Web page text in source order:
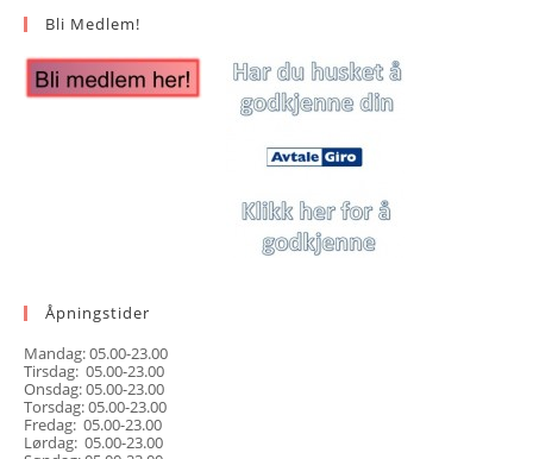
Bli Medlem!
Åpningstider
Mandag: 05.00-23.00
Tirsdag: 05.00-23.00
Onsdag: 05.00-23.00
Torsdag: 05.00-23.00
Fredag: 05.00-23.00
Lørdag: 05.00-23.00